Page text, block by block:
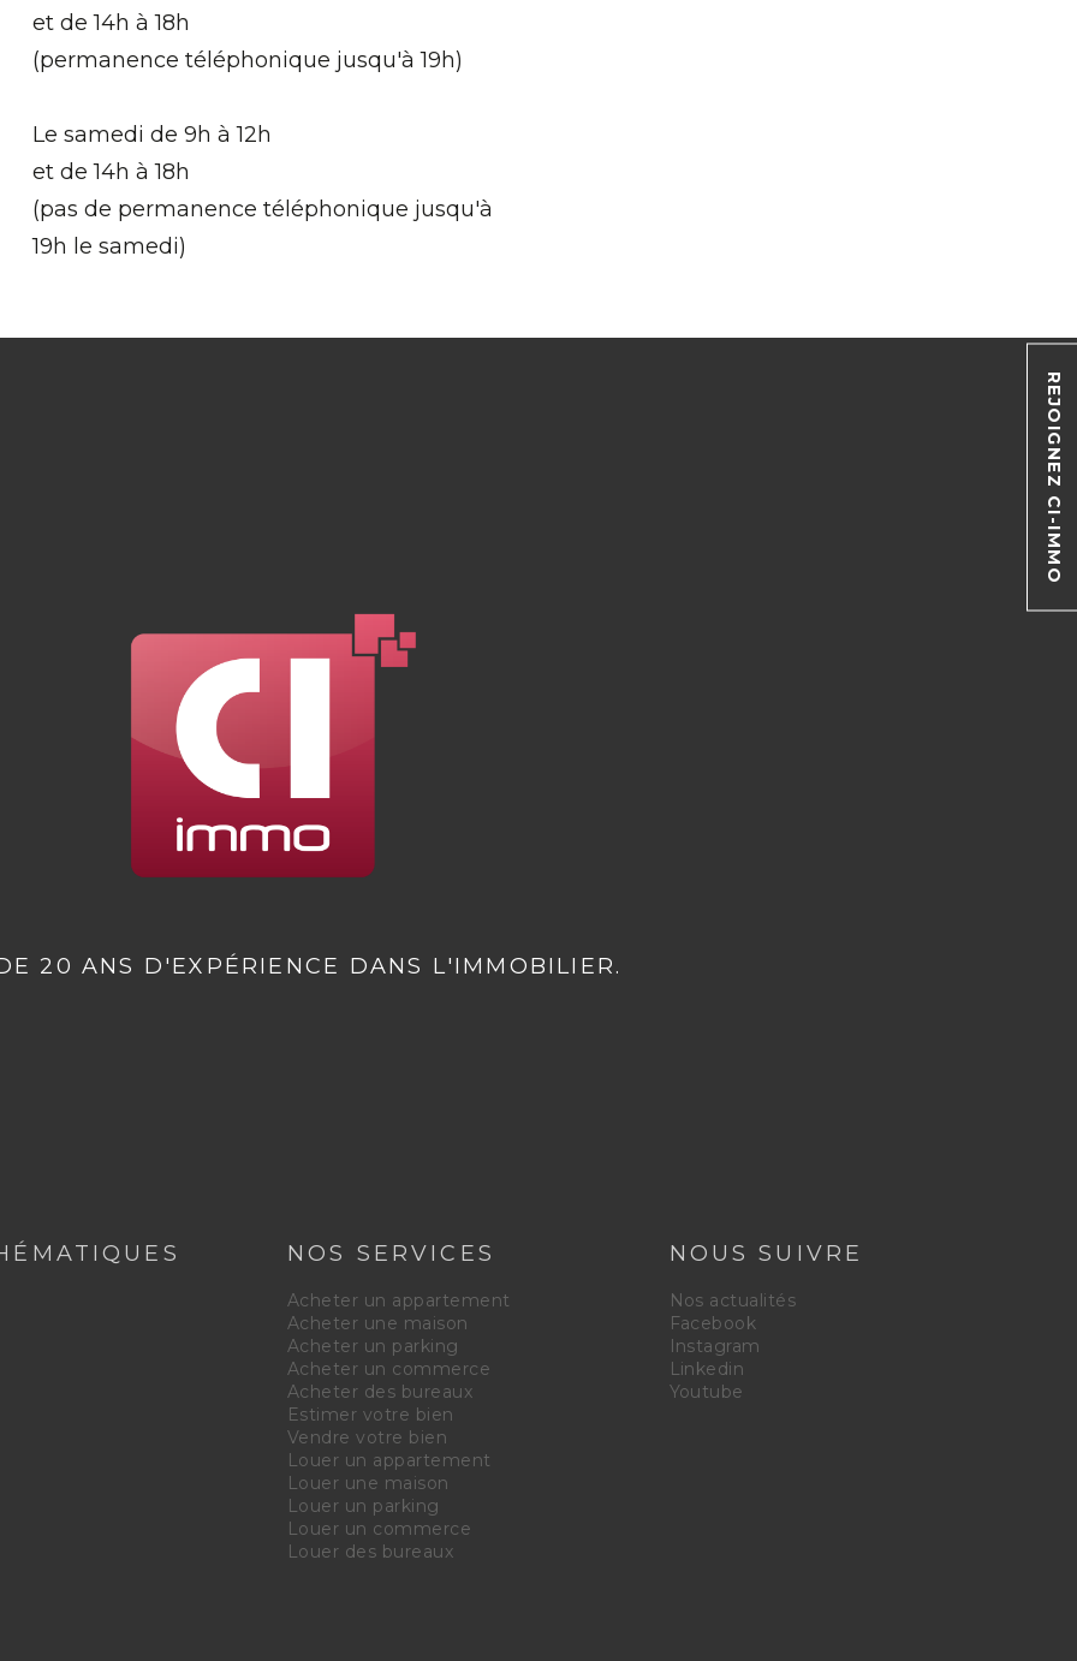
REJOIGNEZ CI-IMMO
et de 14h à 18h
(permanence téléphonique jusqu'à 19h)
Le samedi de 9h à 12h
et de 14h à 18h
(pas de permanence téléphonique jusqu'à
19h le samedi)
20 ANS D'EXPÉRIENCE DANS L'IMMOBILIER.
NOS SERVICES
Acheter un appartement
Acheter une maison
Acheter un parking
Acheter un commerce
Acheter des bureaux
Estimer votre bien
Vendre votre bien
Louer un appartement
Louer une maison
Louer un parking
Louer un commerce
Louer des bureaux
NOUS SUIVRE
Nos actualités
Facebook
Instagram
Linkedin
Youtube